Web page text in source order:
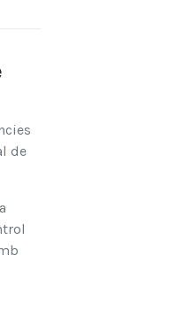
de